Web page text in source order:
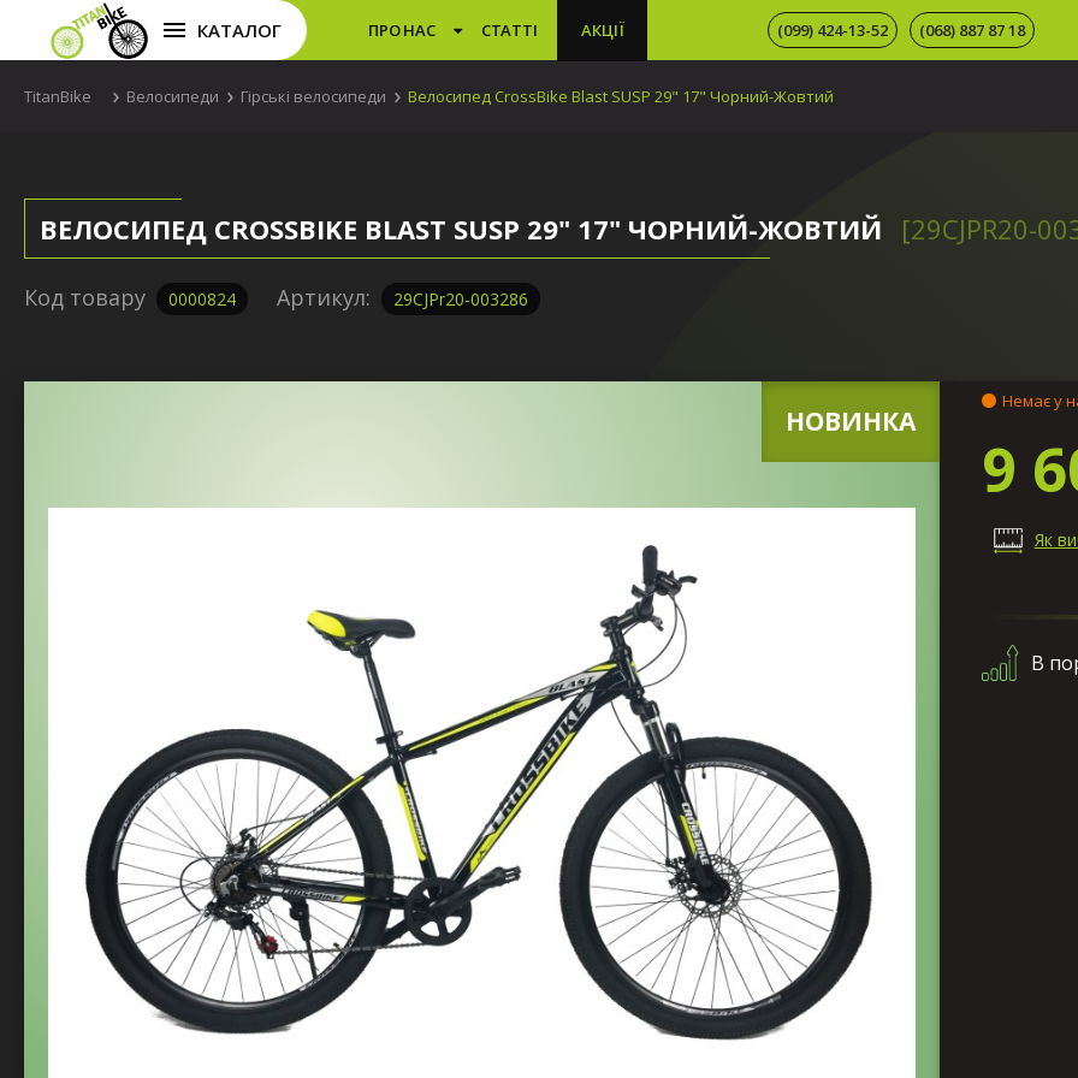
КАТАЛОГ ПРО НАС СТАТТІ АКЦІЇ (099) 424-13-52 (068) 887 87 18
TitanBike Велосипеди Гірські велосипеди Велосипед CrossBike Blast SUSP 29" 17" Чорний-Жовтий
ВЕЛОСИПЕД CROSSBIKE BLAST SUSP 29" 17" ЧОРНИЙ-ЖОВТИЙ [29CJPR20-
Код товару 0000824 Артикул: 29CJPr20-003286
НОВИНКА
Немає у
9
Як
В